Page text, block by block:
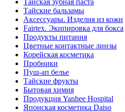
Тайская зубная паста
Тайские бальзамы
Аксессуары. Изделия из кожи
Fairtex. Экипировка для бокса
Продукты питания
Цветные контактные линзы
Корейская косметика
Пробники
Пуш-ап белье
Тайские фрукты
Бытовая химия
Продукция Yanhee Hospital
Японская косметика Daiso